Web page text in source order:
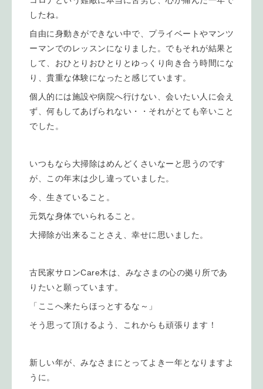
したね。
自由に身動きができない中で、プライベートやマンツ
ーマンでのレッスンになりました。でもそれが結果と
して、おひとりおひとりとゆっくり向き合う時間にな
り、貴重な体験になったと感じています。
個人的には施設や病院へ行けない、会いたい人に会え
ず、何もしてあげられない・・それがとても辛いこと
でした。
いつもなら大掃除はめんどくさいなーと思うのです
が、この年末は少し違っていました。
今、生きていること。
元気な身体でいられること。
大掃除が出来ることさえ、幸せに思いました。
古民家サロンCare木は、みなさまの心の拠り所であ
りたいと願っています。
「ここへ来たらほっとするな～」
そう思って頂けるよう、これからも頑張ります！
新しい年が、みなさまにとってよき一年となりますよ
うに。